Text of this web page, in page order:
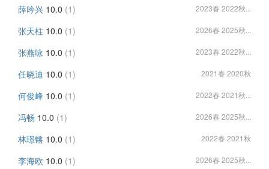
薛吟兴 10.0 (1) 2023春 2022秋...
张天柱 10.0 (1) 2026春 2025秋...
张燕咏 10.0 (1) 2023春 2022秋...
任晓迪 10.0 (1) 2021春 2020秋
何俊峰 10.0 (1) 2022春 2021秋...
冯畅 10.0 (1) 2026春 2025秋...
林璟锵 10.0 (1) 2022春 2021秋
李海欧 10.0 (1) 2026春 2025秋...